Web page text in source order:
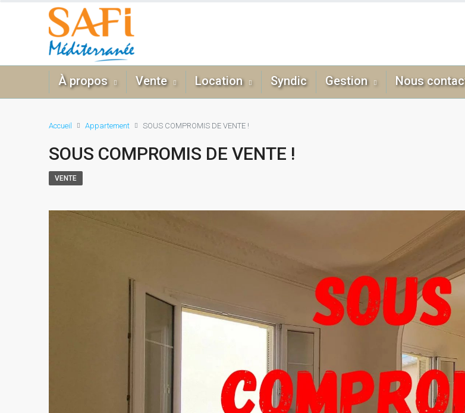
À propos Vente Location Syndic Gestion Nous
Accueil Appartement SOUS COMPROMIS DE VENTE !
SOUS COMPROMIS DE VENTE !
VENTE